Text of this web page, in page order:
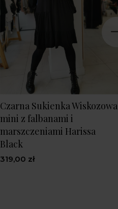
Czarna Sukienka Wiskozowa
mini z falbanami i
marszczeniami Harissa
Black
319,00 zł